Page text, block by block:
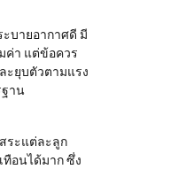
บายอากาศดี มี
ค่า แต่ข้อควร
ะยุบตัวตามแรง
าน
ระแต่ละลูก
อนได้มาก ซึ่ง